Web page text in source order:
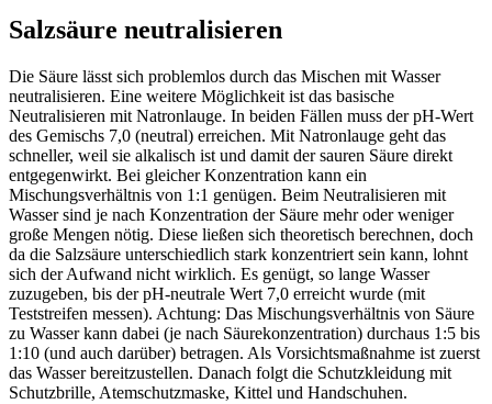
Salzsäure neutralisieren
Die Säure lässt sich problemlos durch das Mischen mit Wasser
neutralisieren. Eine weitere Möglichkeit ist das basische
Neutralisieren mit Natronlauge. In beiden Fällen muss der pH-Wert
des Gemischs 7,0 (neutral) erreichen. Mit Natronlauge geht das
schneller, weil sie alkalisch ist und damit der sauren Säure direkt
entgegenwirkt. Bei gleicher Konzentration kann ein
Mischungsverhältnis von 1:1 genügen. Beim Neutralisieren mit
Wasser sind je nach Konzentration der Säure mehr oder weniger
große Mengen nötig. Diese ließen sich theoretisch berechnen, doch
da die Salzsäure unterschiedlich stark konzentriert sein kann, lohnt
sich der Aufwand nicht wirklich. Es genügt, so lange Wasser
zuzugeben, bis der pH-neutrale Wert 7,0 erreicht wurde (mit
Teststreifen messen). Achtung: Das Mischungsverhältnis von Säure
zu Wasser kann dabei (je nach Säurekonzentration) durchaus 1:5 bis
1:10 (und auch darüber) betragen. Als Vorsichtsmaßnahme ist zuerst
das Wasser bereitzustellen. Danach folgt die Schutzkleidung mit
Schutzbrille, Atemschutzmaske, Kittel und Handschuhen.